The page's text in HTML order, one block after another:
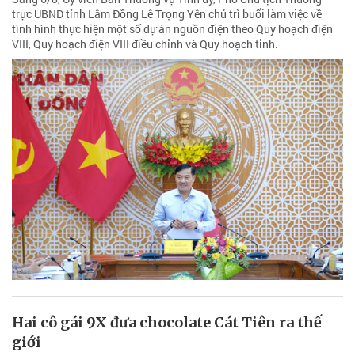
trực UBND tỉnh Lâm Đồng Lê Trọng Yên chủ trì buổi làm việc về
tình hình thực hiện một số dự án nguồn điện theo Quy hoạch điện
VIII, Quy hoạch điện VIII điều chỉnh và Quy hoạch tỉnh.
Hai cô gái 9X đưa chocolate Cát Tiên ra thế
giới